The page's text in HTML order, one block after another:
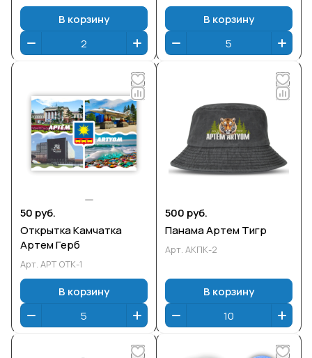
В корзину В корзину
50 руб.
Открытка Камчатка
Артем Герб
Арт. АРТ ОТК-1
В корзину
500 руб.
Панама Артем Тигр
Арт. АКПК-2
В корзину